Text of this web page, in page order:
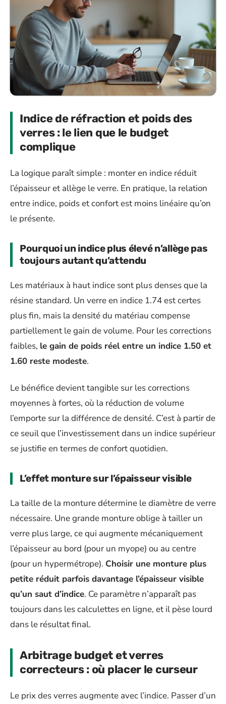
Indice de réfraction et poids des
verres : le lien que le budget
complique
La logique paraît simple : monter en indice réduit
l’épaisseur et allège le verre. En pratique, la relation
entre indice, poids et confort est moins linéaire qu’on
le présente.
Pourquoi un indice plus élevé n’allège pas
toujours autant qu’attendu
Les matériaux à haut indice sont plus denses que la
résine standard. Un verre en indice 1.74 est certes
plus fin, mais la densité du matériau compense
partiellement le gain de volume. Pour les corrections
faibles, le gain de poids réel entre un indice 1.50 et
1.60 reste modeste.
Le bénéfice devient tangible sur les corrections
moyennes à fortes, où la réduction de volume
l’emporte sur la différence de densité. C’est à partir de
ce seuil que l’investissement dans un indice supérieur
se justifie en termes de confort quotidien.
L’effet monture sur l’épaisseur visible
La taille de la monture détermine le diamètre de verre
nécessaire. Une grande monture oblige à tailler un
verre plus large, ce qui augmente mécaniquement
l’épaisseur au bord (pour un myope) ou au centre
(pour un hypermétrope). Choisir une monture plus
petite réduit parfois davantage l’épaisseur visible
qu’un saut d’indice. Ce paramètre n’apparaît pas
toujours dans les calculettes en ligne, et il pèse lourd
dans le résultat final.
Arbitrage budget et verres
correcteurs : où placer le curseur
Le prix des verres augmente avec l’indice. Passer d’un